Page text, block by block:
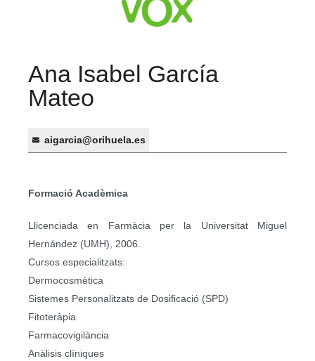
Ana Isabel García
Mateo
aigarcia@orihuela.es
Formació Acadèmica
Llicenciada en Farmàcia per la Universitat Miguel
Hernández (UMH), 2006.
Cursos especialitzats:
Dermocosmètica
Sistemes Personalitzats de Dosificació (SPD)
Fitoteràpia
Farmacovigilància
Anàlisis clíniques